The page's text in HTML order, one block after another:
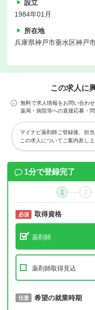
設立
1984年01月
所在地
兵庫県神戸市垂水区神戸
この求人に
無料で求人情報をお問い合わせ
薬局・病院等への直接応募・
マイナビ薬剤師ご登録後、担
この求人についてご案内差し上
1分で登録完了
1 2
必須 取得資格
薬剤師
薬剤師取得見込
必須 取得予定年
任意 希望の就業時期